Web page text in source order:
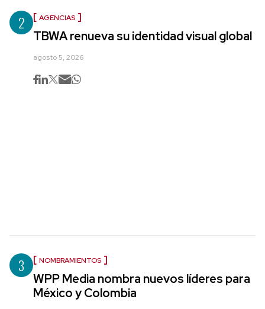
2 AGENCIAS
TBWA renueva su identidad visual global
agosto 5, 2026
3 NOMBRAMIENTOS
WPP Media nombra nuevos líderes para
México y Colombia